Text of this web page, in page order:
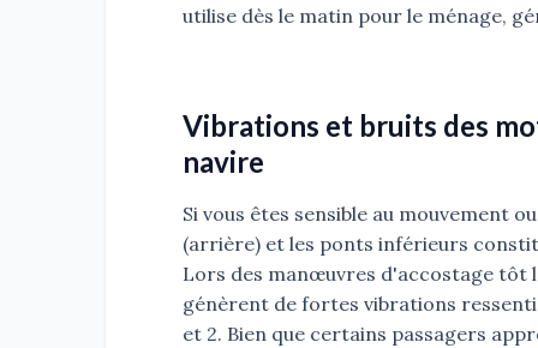
utilise dès le matin pour le ménage,
Vibrations et bruits des
navire
Si vous êtes sensible au mouvement
(arrière) et les ponts inférieurs
Lors des manœuvres d'accostage tôt
génèrent de fortes vibrations
et 2. Bien que certains passagers